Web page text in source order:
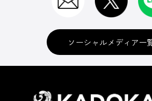
ソーシャルメディア一